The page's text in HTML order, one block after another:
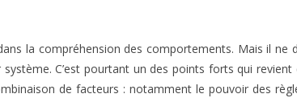
la compréhension des comportements. Mais il ne
C’est pourtant un des points forts qui revient
de facteurs : notamment le pouvoir des